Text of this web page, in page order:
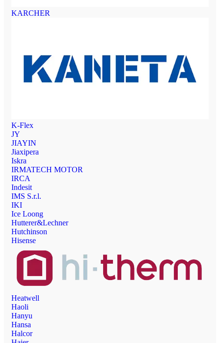
KARCHER
K-Flex
JY
JIAYIN
Jiaxipera
Iskra
IRMATECH MOTOR
IRCA
Indesit
IMS S.r.l.
IKI
Ice Loong
Hutterer&Lechner
Hutchinson
Hisense
Heatwell
Haoli
Hanyu
Hansa
Halcor